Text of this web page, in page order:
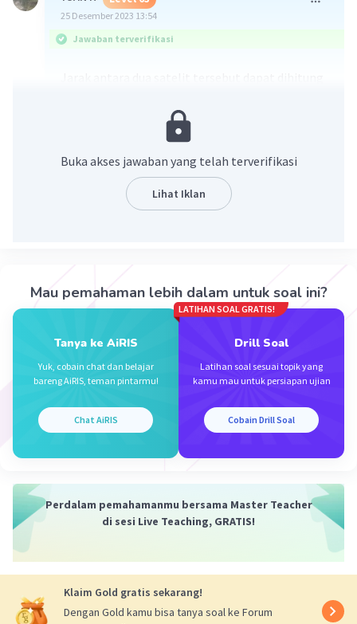
25 Desember 2023 13:54
Jawaban terverifikasi
segitiga siku-siku yang terbentuk antara garis
ekuator, garis yang menghubungkan pusat bumi
dan satelit, dan garis yang menghubungkan
kedua satelit. Untuk itu kita perlu menghitung
panjang sisi miring segitiga tersebut.
Nah, berdasarkan penjabaran cara dan solusi
Oleh karena itu, jawaban yang paling mendekati
dari pilihan yang diberikan adalah:
25 Desember 2023 11:03
Jawaban terverifikasi
Penjelasan:
Buka akses jawaban yang telah terverifikasi
Lihat Iklan
Mau pemahaman lebih dalam untuk soal ini?
Tanya ke AiRIS
Yuk, cobain chat dan belajar
bareng AiRIS, teman pintarmu!
Chat AiRIS
LATIHAN SOAL GRATIS!
Drill Soal
Latihan soal sesuai topik yang
kamu mau untuk persiapan ujian
Cobain Drill Soal
Perdalam pemahamanmu bersama Master Teacher
di sesi Live Teaching, GRATIS!
Klaim Gold gratis sekarang!
Dengan Gold kamu bisa tanya soal ke Forum